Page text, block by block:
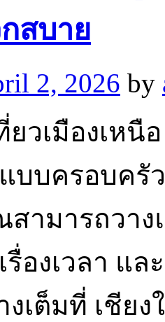
สบาย
2, 2026 by
ยวเมืองเห
บบครอบครั
ามารถวาง
รื่องเวลา แ
งเต็มที่ เชีย